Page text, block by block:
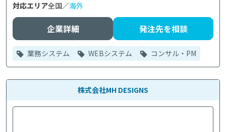
対応エリア全国／海外
企業詳細 発注先を相談
業務システム WEBシステム コンサル・PM
株式会社MH DESIGNS